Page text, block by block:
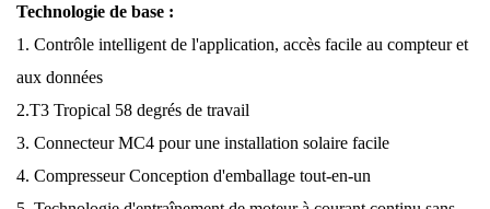
Technologie de base :
1. Contrôle intelligent de l'application, accès facile au compteur et
aux données
2.T3 Tropical 58 degrés de travail
3. Connecteur MC4 pour une installation solaire facile
4. Compresseur Conception d'emballage tout-en-un